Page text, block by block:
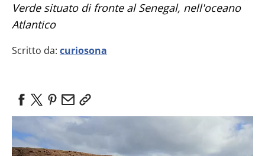
Verde situato di fronte al Senegal, nell'oceano
Atlantico
Scritto da: curiosona